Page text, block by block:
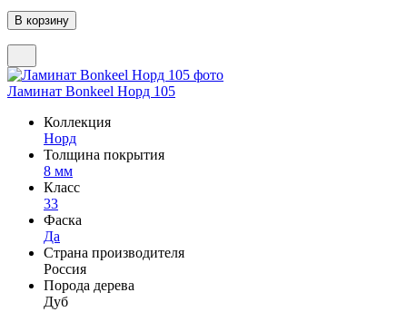
Ламинат Bonkeel Норд 105
Коллекция
Норд
Толщина покрытия
8 мм
Класс
33
Фаска
Да
Страна производителя
Россия
Порода дерева
Дуб